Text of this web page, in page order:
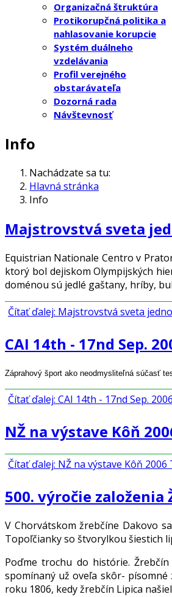
Organizačná štruktúra
Protikorupčná politika a
nahlasovanie korupcie
Systém duálneho
vzdelávania
Profil verejného
obstarávateľa
Dozorná rada
Návštevnosť
Info
Nachádzate sa tu:
Hlavná stránka
Info
Majstrovstvá sveta
Equistrian Nationale Centro v
ktorý bol dejiskom Olympijských
doménou sú jedlé gaštany, hríby,
Čítať ďalej: Majstrovstvá sveta
CAI 14th - 17nd Sep.
Záprahový šport ako neodmysliteľná súčasť
Čítať ďalej: CAI 14th - 17nd Sep.
NŽ na výstave Kôň
Čítať ďalej: NŽ na výstave Kôň 2006
500. výročie založenia
V Chorvátskom žrebčíne Dakovo
Topoľčianky so štvorylkou šiestich
Poďme trochu do histórie.
spomínaný už oveľa skôr-
roku 1806, kedy žrebčín Lipica